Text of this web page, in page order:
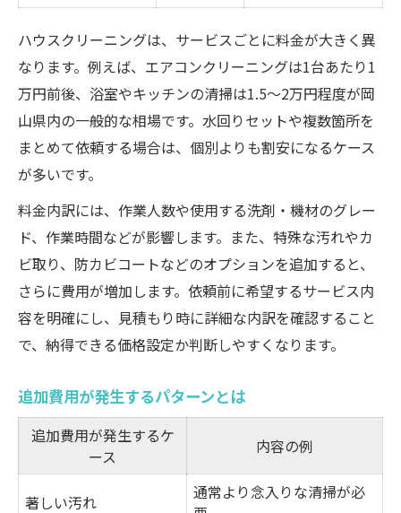
ハウスクリーニングは、サービスごとに料金が大きく異
なります。例えば、エアコンクリーニングは1台あたり1
万円前後、浴室やキッチンの清掃は1.5～2万円程度が岡
山県内の一般的な相場です。水回りセットや複数箇所を
まとめて依頼する場合は、個別よりも割安になるケース
が多いです。
料金内訳には、作業人数や使用する洗剤・機材のグレー
ド、作業時間などが影響します。また、特殊な汚れやカ
ビ取り、防カビコートなどのオプションを追加すると、
さらに費用が増加します。依頼前に希望するサービス内
容を明確にし、見積もり時に詳細な内訳を確認すること
で、納得できる価格設定か判断しやすくなります。
追加費用が発生するパターンとは
追加費用が発生するケ
ース
内容の例
著しい汚れ
通常より念入りな清掃が必